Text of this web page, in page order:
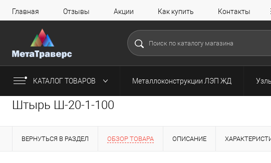
Главная Отзывы Акции Как купить Контакты
КАТАЛОГ ТОВАРОВ Металлоконструкции ЛЭП ЖД
Штырь Ш-20-1-100
ВЕРНУТЬСЯ В РАЗДЕЛ ОБЗОР ТОВАРА ОПИСАНИЕ